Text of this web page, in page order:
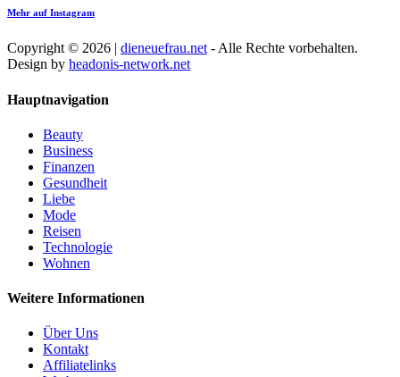
Mehr auf Instagram
Copyright © 2026 | dieneuefrau.net - Alle Rechte vorbehalten.
Design by headonis-network.net
Hauptnavigation
Beauty
Business
Finanzen
Gesundheit
Liebe
Mode
Reisen
Technologie
Wohnen
Weitere Informationen
Über Uns
Kontakt
Affiliatelinks